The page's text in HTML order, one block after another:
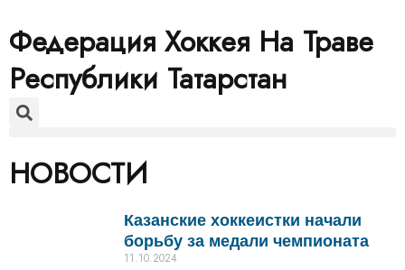
Федерация Хоккея На Траве
Республики Татарстан
НОВОСТИ
Казанские хоккеистки начали
борьбу за медали чемпионата
11.10.2024